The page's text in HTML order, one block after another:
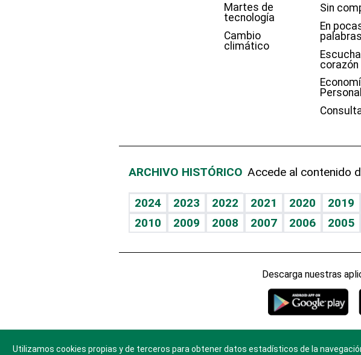
Martes de
tecnología
Cambio
climático
Sin
En
palabras
corazón
Personal
ARCHIVO HISTÓRICO Accede al contenido
2024 2023 2022 2021 2020 2019
2010
2009 2008 2007 2006 2005
Descarga nuestras
Utilizamos cookies propias y de terceros para obtener datos estadísticos de la